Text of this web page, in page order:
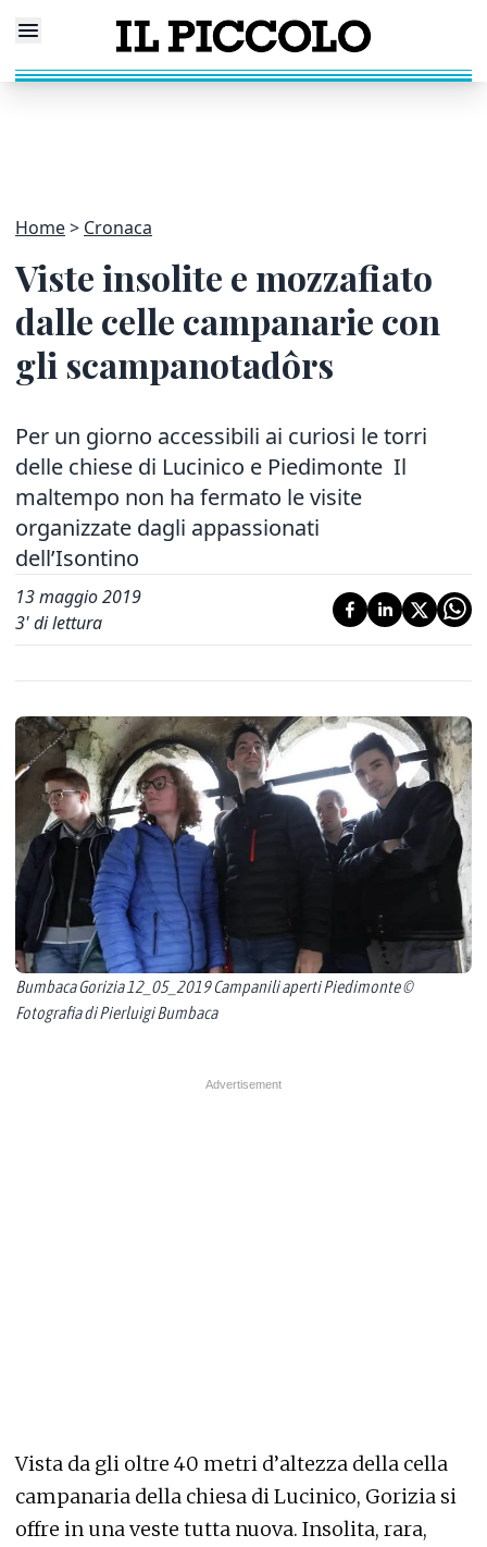
Home Cronaca
Viste insolite e mozzafiato
dalle celle campanarie con
gli scampanotadôrs
Per un giorno accessibili ai curiosi le torri
delle chiese di Lucinico e Piedimonte Il
maltempo non ha fermato le visite
organizzate dagli appassionati
dell’Isontino
13 maggio 2019
3' di lettura
Bumbaca Gorizia 12_05_2019 Campanili aperti Piedimonte ©
Fotografia di Pierluigi Bumbaca
Vista da gli oltre 40 metri d’altezza della cella
campanaria della chiesa di Lucinico, Gorizia si
offre in una veste tutta nuova. Insolita, rara,